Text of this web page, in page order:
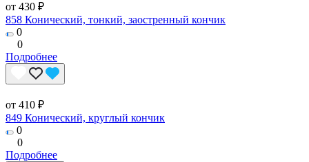
от 430 ₽
858 Конический, тонкий, заостренный кончик
0
0
Подробнее
от 410 ₽
849 Конический, круглый кончик
0
0
Подробнее